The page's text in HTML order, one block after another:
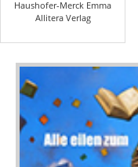
Haushofer-Merck Emma
Allitera Verlag